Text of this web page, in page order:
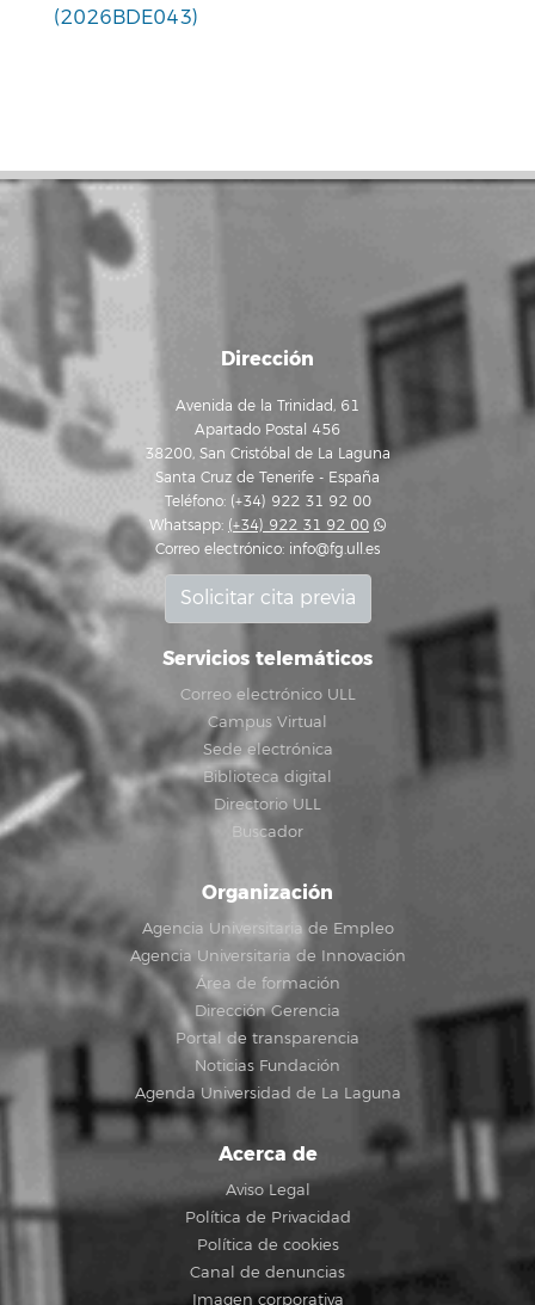
(2026BDE043)
Dirección
Avenida de la Trinidad, 61
Apartado Postal 456
38200, San Cristóbal de La Laguna
Santa Cruz de Tenerife - España
Teléfono: (+34) 922 31 92 00
Whatsapp: (+34) 922 31 92 00
Correo electrónico: info@fg.ull.es
Solicitar cita previa
Servicios telemáticos
Correo electrónico ULL
Campus Virtual
Sede electrónica
Biblioteca digital
Directorio ULL
Buscador
Organización
Agencia Universitaria de Empleo
Agencia Universitaria de Innovación
Área de formación
Dirección Gerencia
Portal de transparencia
Noticias Fundación
Agenda Universidad de La Laguna
Acerca de
Aviso Legal
Política de Privacidad
Política de cookies
Canal de denuncias
Imagen corporativa